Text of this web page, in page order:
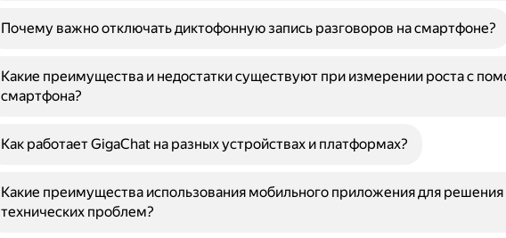
Почему важно отключать диктофонную запись разговоров на смартфоне?
Какие преимущества и недостатки существуют при измерении роста с
смартфона?
Как работает GigaChat на разных устройствах и платформах?
Какие преимущества использования мобильного приложения для решения
технических проблем?